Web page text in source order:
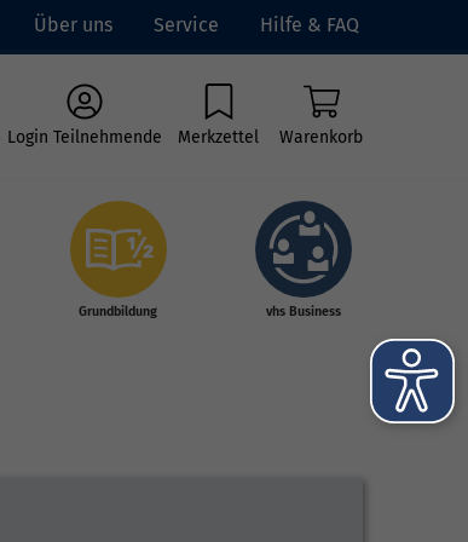
Über uns Service Hilfe & FAQ
Login Teilnehmende Merkzettel Warenkorb
Grundbildung vhs Business